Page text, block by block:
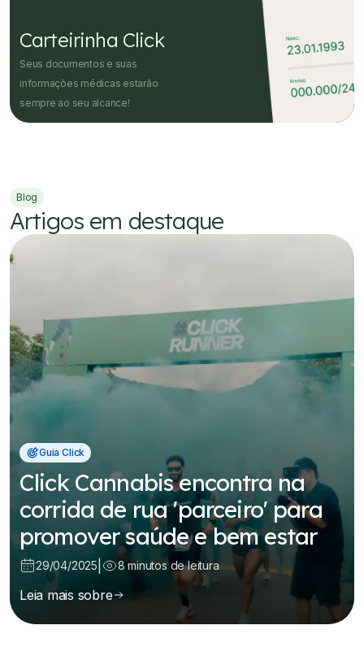
Carteirinha Click
Seus documentos e suas
informações médicas estarão
sempre ao seu alcance!
Blog
Artigos em destaque
Guia Click
Click Cannabis encontra na
corrida de rua 'parceiro' para
promover saúde e bem estar
29/04/2025 8 minutos de leitura
Leia mais sobre